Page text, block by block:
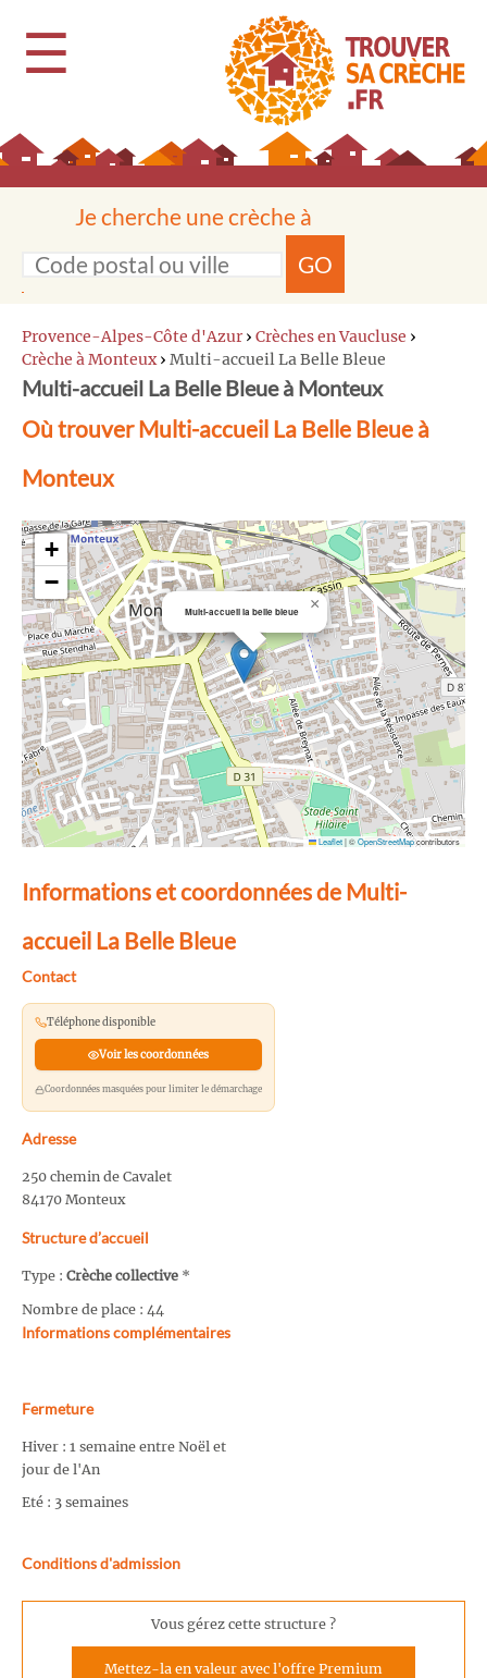
☰
Je cherche une crèche à
GO
Provence-Alpes-Côte d'Azur › Crèches en Vaucluse ›
Crèche à Monteux › Multi-accueil La Belle Bleue
Multi-accueil La Belle Bleue à Monteux
Où trouver Multi-accueil La Belle Bleue à
Monteux
Multi-accueil la belle bleue ×
+
−
Leaflet|©OpenStreetMapcontributors
Informations et coordonnées de Multi-
accueil La Belle Bleue
Contact
Téléphone disponible
Voir les coordonnées
Coordonnées masquées pour limiter le démarchage
Adresse
250 chemin de Cavalet
84170 Monteux
Structure d’accueil
Type : Crèche collective *
Nombre de place : 44
Informations complémentaires
Fermeture
Hiver : 1 semaine entre Noël et
jour de l'An
Eté : 3 semaines
Conditions d'admission
Vous gérez cette structure ?
Mettez-la en valeur avec l'offre Premium